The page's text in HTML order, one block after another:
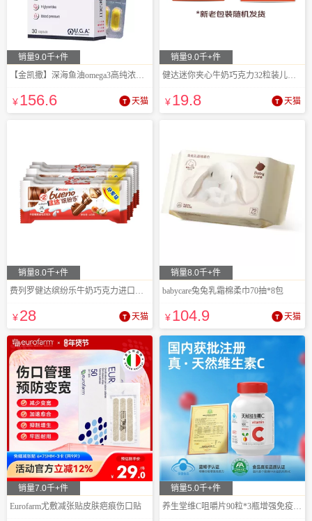
销量9.0千+件
【金凯撒】深海鱼油omega3高纯浓度软胶囊
¥156.6 天猫
销量9.0千+件
健达迷你夹心牛奶巧克力32粒装儿童零食192g
¥19.8 天猫
销量8.0千+件
费列罗健达缤纷乐牛奶巧克力进口休闲零食
¥28 天猫
销量8.0千+件
babycare兔兔乳霜棉柔巾70抽*8包
¥104.9 天猫
销量7.0千+件
Eurofarm尤敷减张贴皮肤疤痕伤口贴
销量5.0千+件
养生堂维C咀嚼片90粒*3瓶增强免疫力泡罩装